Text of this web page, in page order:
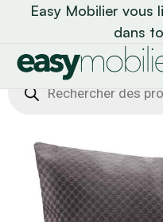
Easy Mobilier vous
dans
Recherche
de